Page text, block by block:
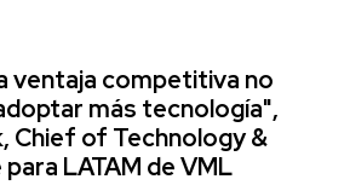
ventaja competitiva no
más tecnología",
Chief of Technology &
LATAM de VML